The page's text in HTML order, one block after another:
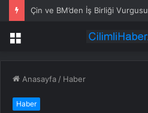
Çin ve BM’den İş Birliği Vurgusu
Menü
Anasayfa / Haber
Haber